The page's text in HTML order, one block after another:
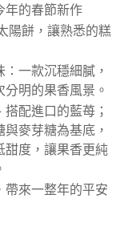
年的春節新作
陽餅，讓熟悉的糕
一款沉穩細膩，
明的果香風景。
配進口的藍苺；
麥芽糖為基底，
甜度，讓果香更純
帶來一整年的平安